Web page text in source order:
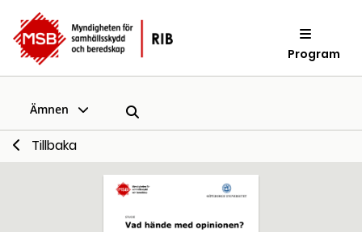
Program
Ämnen
Tillbaka